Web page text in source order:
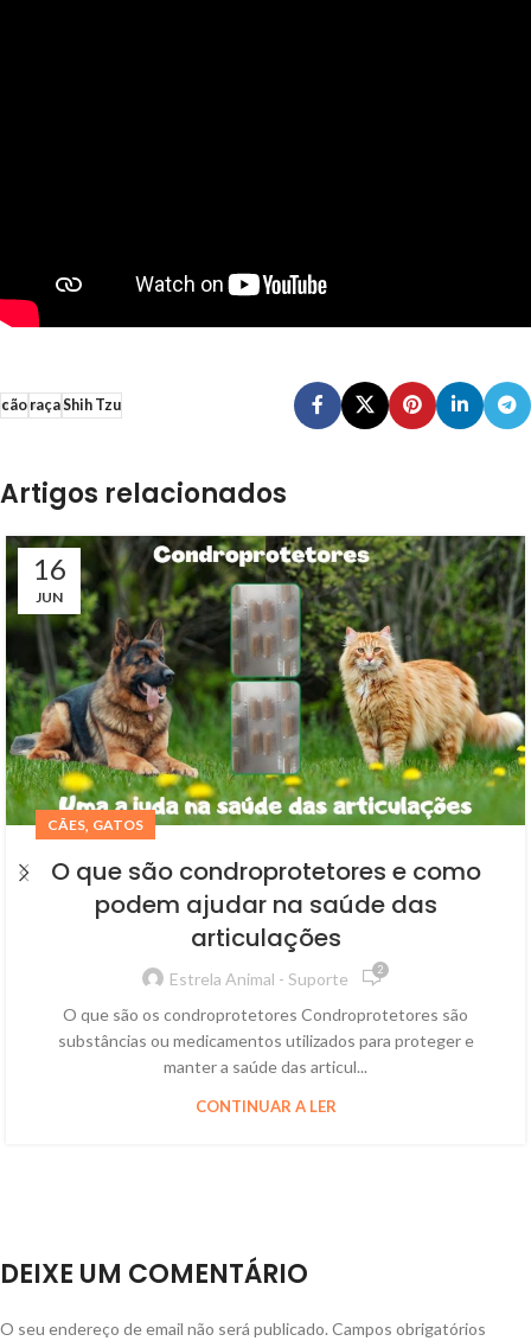
cãoraçaShih Tzu
Artigos relacionados
16
JUN
CÃES, GATOS
O que são condroprotetores e como
podem ajudar na saúde das
articulações
Estrela Animal - Suporte 2
O que são os condroprotetores Condroprotetores são
substâncias ou medicamentos utilizados para proteger e
manter a saúde das articul...
CONTINUAR A LER
DEIXE UM COMENTÁRIO
O seu endereço de email não será publicado. Campos obrigatórios